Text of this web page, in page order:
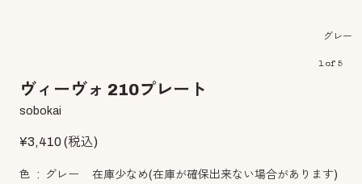
グレー
1of 5
ヴィーヴォ 210プレート
sobokai
¥3,410(税込)
色 グレー 在庫少なめ(在庫が確保出来ない場合があります)